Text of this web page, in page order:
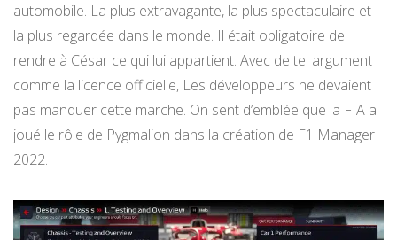
automobile. La plus extravagante, la plus spectaculaire et
la plus regardée dans le monde. Il était obligatoire de
rendre à César ce qui lui appartient. Avec de tel argument
comme la licence officielle, Les développeurs ne devaient
pas manquer cette marche. On sent d’emblée que la FIA a
joué le rôle de Pygmalion dans la création de F1 Manager
2022.